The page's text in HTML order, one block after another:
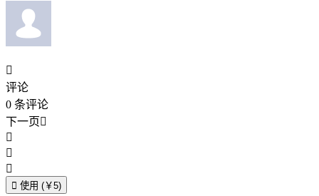

评论
0 条评论
下一页



 使用 (￥5)